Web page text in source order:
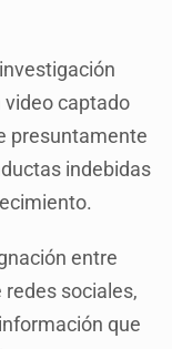
video captado
presuntamente
indebidas
entre
redes sociales,
que